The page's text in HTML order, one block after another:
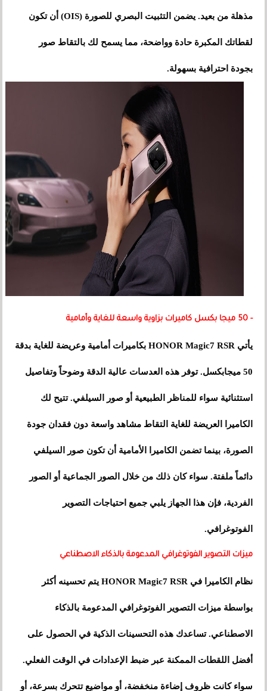
مذهلة من بعيد. يضمن التثبيت البصري للصورة (OIS) أن تكون
لقطاتك المكبرة حادة وواضحة، مما يسمح لك بالتقاط صور
بجودة احترافية بسهولة.
- 50 ميجا بكسل كاميرات بزاوية واسعة للغاية وأمامية
يأتي HONOR Magic7 RSR بكاميرات أمامية وعريضة للغاية بدقة
50 ميجابكسل. توفر هذه العدسات عالية الدقة وضوحاً وتفاصيل
استثنائية سواء للمناظر الطبيعية أو صور السيلفي. تتيح لك
الكاميرا العريضة للغاية التقاط مشاهد واسعة دون فقدان جودة
الصورة، بينما تضمن الكاميرا الأمامية أن تكون صور السيلفي
دائماً ملفتة. سواء كان ذلك من خلال الصور الجماعية أو الصور
الفردية، فإن هذا الجهاز يلبي جميع احتياجات التصوير
الفوتوغرافي.
ميزات التصوير الفوتوغرافي المدعومة بالذكاء الاصطناعي
نظام الكاميرا في HONOR Magic7 RSR يتم تحسينه أكثر
بواسطة ميزات التصوير الفوتوغرافي المدعومة بالذكاء
الاصطناعي. تساعدك هذه التحسينات الذكية في الحصول على
أفضل اللقطات الممكنة عبر ضبط الإعدادات في الوقت الفعلي.
سواء كانت ظروف إضاءة منخفضة، أو مواضيع تتحرك بسرعة، أو